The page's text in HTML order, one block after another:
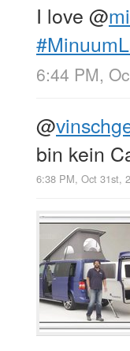
I love @
6:44 PM,
@
bin kein
6:38 PM, Oct 31st,